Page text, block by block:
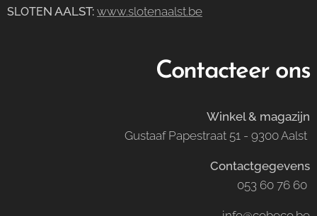
SLOTEN AALST: www.slotenaalst.be
Contacteer ons
Winkel & magazijn
Gustaaf Papestraat 51 - 9300 Aalst
Contactgegevens
053 60 76 60